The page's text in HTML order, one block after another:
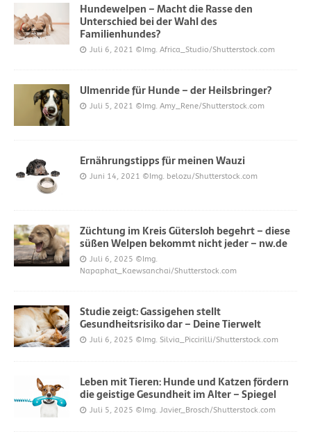
Hundewelpen – Macht die Rasse den
Unterschied bei der Wahl des
Familienhundes?
Juli 6, 2021 ©Img. Africa_Studio/Shutterstock.com
Ulmenride für Hunde – der Heilsbringer?
Juli 5, 2021 ©Img. Amy_Rene/Shutterstock.com
Ernährungstipps für meinen Wauzi
Juni 14, 2021 ©Img. belozu/Shutterstock.com
Züchtung im Kreis Gütersloh begehrt – diese
süßen Welpen bekommt nicht jeder – nw.de
Juli 6, 2025 ©Img.
Napaphat_Kaewsanchai/Shutterstock.com
Studie zeigt: Gassigehen stellt
Gesundheitsrisiko dar – Deine Tierwelt
Juli 6, 2025 ©Img. Silvia_Piccirilli/Shutterstock.com
Leben mit Tieren: Hunde und Katzen fördern
die geistige Gesundheit im Alter – Spiegel
Juli 5, 2025 ©Img. Javier_Brosch/Shutterstock.com